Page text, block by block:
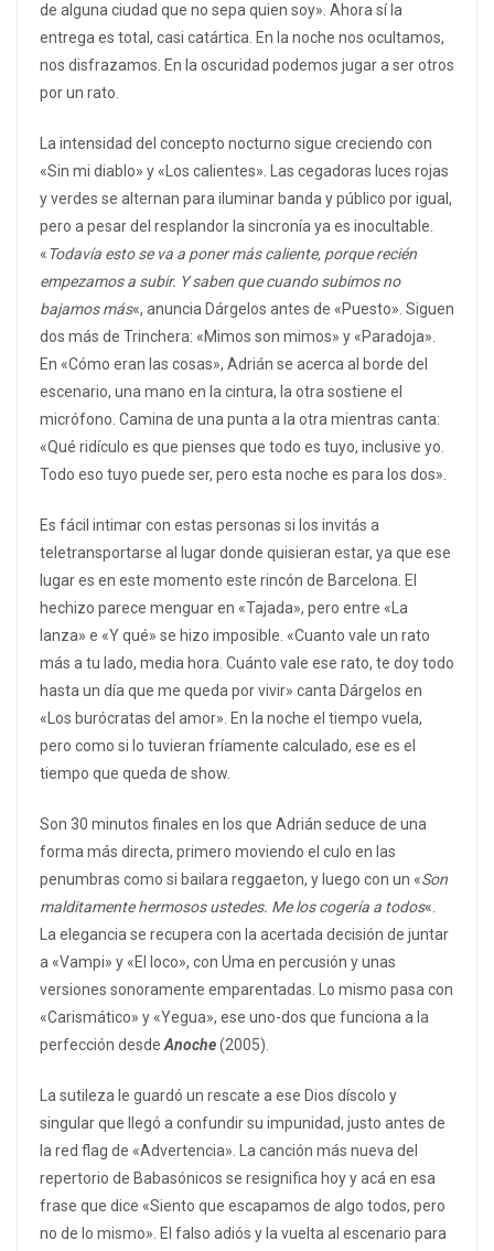
de alguna ciudad que no sepa quien soy». Ahora sí la
entrega es total, casi catártica. En la noche nos ocultamos,
nos disfrazamos. En la oscuridad podemos jugar a ser otros
por un rato.
La intensidad del concepto nocturno sigue creciendo con
«Sin mi diablo» y «Los calientes». Las cegadoras luces rojas
y verdes se alternan para iluminar banda y público por igual,
pero a pesar del resplandor la sincronía ya es inocultable.
«Todavía esto se va a poner más caliente, porque recién
empezamos a subir. Y saben que cuando subimos no
bajamos más«, anuncia Dárgelos antes de «Puesto». Siguen
dos más de Trinchera: «Mimos son mimos» y «Paradoja».
En «Cómo eran las cosas», Adrián se acerca al borde del
escenario, una mano en la cintura, la otra sostiene el
micrófono. Camina de una punta a la otra mientras canta:
«Qué ridículo es que pienses que todo es tuyo, inclusive yo.
Todo eso tuyo puede ser, pero esta noche es para los dos».
Es fácil intimar con estas personas si los invitás a
teletransportarse al lugar donde quisieran estar, ya que ese
lugar es en este momento este rincón de Barcelona. El
hechizo parece menguar en «Tajada», pero entre «La
lanza» e «Y qué» se hizo imposible. «Cuanto vale un rato
más a tu lado, media hora. Cuánto vale ese rato, te doy todo
hasta un día que me queda por vivir» canta Dárgelos en
«Los burócratas del amor». En la noche el tiempo vuela,
pero como si lo tuvieran fríamente calculado, ese es el
tiempo que queda de show.
Son 30 minutos finales en los que Adrián seduce de una
forma más directa, primero moviendo el culo en las
penumbras como si bailara reggaeton, y luego con un «Son
malditamente hermosos ustedes. Me los cogería a todos«.
La elegancia se recupera con la acertada decisión de juntar
a «Vampi» y «El loco», con Uma en percusión y unas
versiones sonoramente emparentadas. Lo mismo pasa con
«Carismático» y «Yegua», ese uno-dos que funciona a la
perfección desdeAnoche(2005).
La sutileza le guardó un rescate a ese Dios díscolo y
singular que llegó a confundir su impunidad, justo antes de
la red flag de «Advertencia». La canción más nueva del
repertorio de Babasónicos se resignifica hoy y acá en esa
frase que dice «Siento que escapamos de algo todos, pero
no de lo mismo». El falso adiós y la vuelta al escenario para